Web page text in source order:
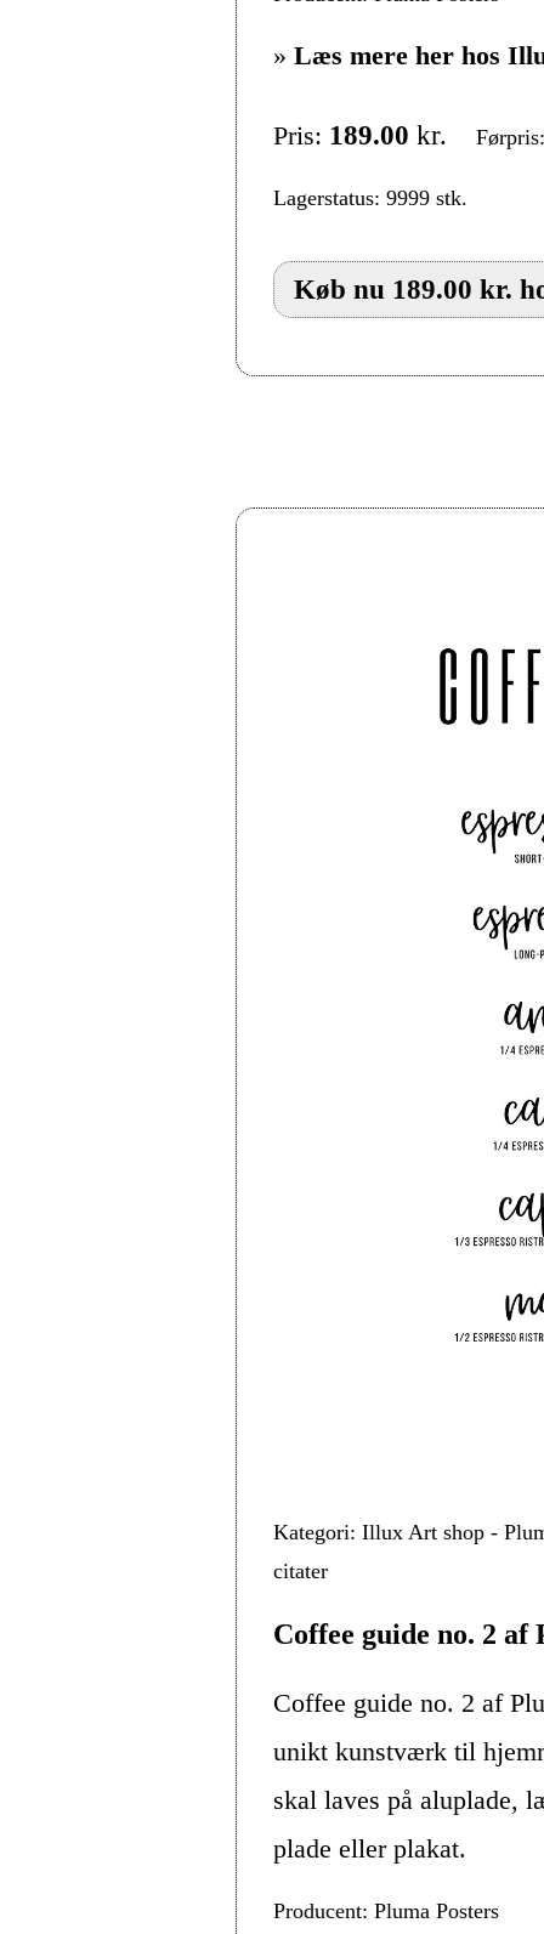
» Læs mere her hos
Pris: 189.00 kr.
Lagerstatus: 9999 stk.
Køb nu 189.00 kr.
Kategori: Illux Art shop -
citater
Coffee guide no. 2 af
Coffee guide no. 2 af
unikt kunstværk til
skal laves på aluplade,
plade eller plakat.
Producent: Pluma Posters